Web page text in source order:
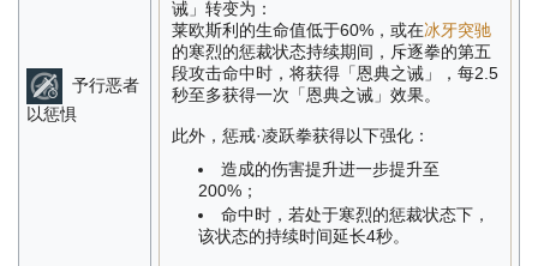
予行恶者
以惩惧
诫」转变为：
莱欧斯利的生命值低于60%，或在冰牙突驰
的寒烈的惩裁状态持续期间，斥逐拳的第五
段攻击命中时，将获得「恩典之诫」，每2.5
秒至多获得一次「恩典之诫」效果。
此外，惩戒·凌跃拳获得以下强化：
造成的伤害提升进一步提升至
200%；
命中时，若处于寒烈的惩裁状态下，
该状态的持续时间延长4秒。